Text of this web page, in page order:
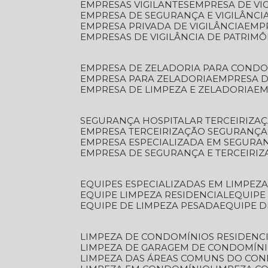
EMPRESAS VIGILANTES
EMPRESA DE
EMPRESA DE SEGURANÇA E
EMPRESA PRIVADA DE VIGILÂNCIA
EMPRESAS DE VIGILÂNCIA DE
EMPRESA DE ZELADORIA PARA
EMPRESA PARA ZELADORIA
EMPRESA
EMPRESA DE LIMPEZA E ZELADORIA
SEGURANÇA HOSPITALAR
EMPRESA TERCEIRIZAÇÃO
EMPRESA ESPECIALIZADA EM
EMPRESA DE SEGURANÇA E
EQUIPES ESPECIALIZADAS EM LIMPEZA
EQUIPE LIMPEZA RESIDENCIAL
EQUIPE DE LIMPEZA PESADA EQUIPE
LIMPEZA DE CONDOMÍNIOS
LIMPEZA DE GARAGEM DE
LIMPEZA DAS ÁREAS COMUNS DO